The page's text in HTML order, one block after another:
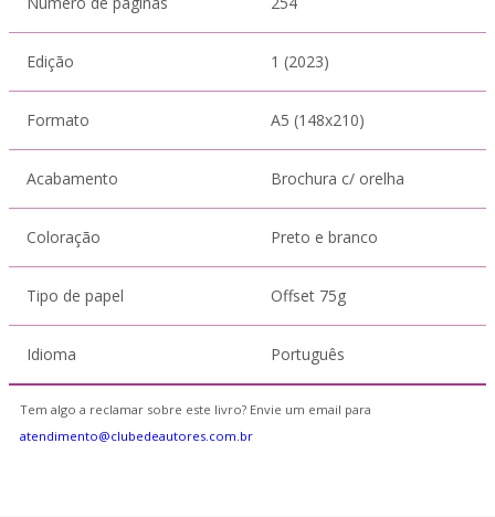
Edição 1 (2023)
Formato A5 (148x210)
Acabamento Brochura c/ orelha
Coloração Preto e branco
Tipo de papel Offset 75g
Idioma Português
Tem algo a reclamar sobre este livro? Envie um email para
atendimento@clubedeautores.com.br